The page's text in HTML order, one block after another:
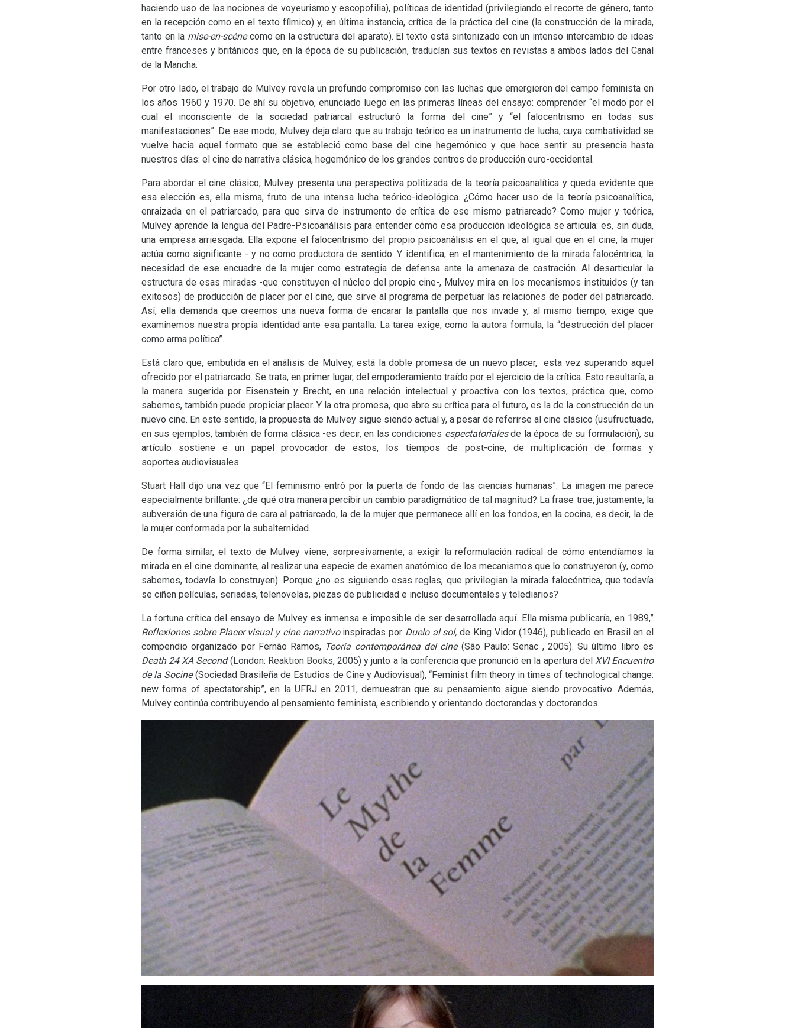
haciendo uso de las nociones de voyeurismo y escopofilia), políticas de identidad (privilegiando el recorte de género, tanto
en la recepción como en el texto fílmico) y, en última instancia, crítica de la práctica del cine (la construcción de la mirada,
tanto en la mise-en-scénecomo en la estructura del aparato). El texto está sintonizado con un intenso intercambio de ideas
entre franceses y británicos que, en la época de su publicación, traducían sus textos en revistas a ambos lados del Canal
de la Mancha.
Por otro lado, el trabajo de Mulvey revela un profundo compromiso con las luchas que emergieron del campo feminista en
los años 1960 y 1970. De ahí su objetivo, enunciado luego en las primeras líneas del ensayo: comprender “el modo por el
cual el inconsciente de la sociedad patriarcal estructuró la forma del cine” y “el falocentrismo en todas sus
manifestaciones”. De ese modo, Mulvey deja claro que su trabajo teórico es un instrumento de lucha, cuya combatividad se
vuelve hacia aquel formato que se estableció como base del cine hegemónico y que hace sentir su presencia hasta
nuestros días: el cine de narrativa clásica, hegemónico de los grandes centros de producción euro-occidental.
Para abordar el cine clásico, Mulvey presenta una perspectiva politizada de la teoría psicoanalítica y queda evidente que
esa elección es, ella misma, fruto de una intensa lucha teórico-ideológica. ¿Cómo hacer uso de la teoría psicoanalítica,
enraizada en el patriarcado, para que sirva de instrumento de crítica de ese mismo patriarcado? Como mujer y teórica,
Mulvey aprende la lengua del Padre-Psicoanálisis para entender cómo esa producción ideológica se articula: es, sin duda,
una empresa arriesgada. Ella expone el falocentrismo del propio psicoanálisis en el que, al igual que en el cine, la mujer
actúa como significante - y no como productora de sentido. Y identifica, en el mantenimiento de la mirada falocéntrica, la
necesidad de ese encuadre de la mujer como estrategia de defensa ante la amenaza de castración. Al desarticular la
estructura de esas miradas -que constituyen el núcleo del propio cine-, Mulvey mira en los mecanismos instituidos (y tan
exitosos) de producción de placer por el cine, que sirve al programa de perpetuar las relaciones de poder del patriarcado.
Así, ella demanda que creemos una nueva forma de encarar la pantalla que nos invade y, al mismo tiempo, exige que
examinemos nuestra propia identidad ante esa pantalla. La tarea exige, como la autora formula, la “destrucción del placer
como arma política”.
Está claro que, embutida en el análisis de Mulvey, está la doble promesa de un nuevo placer, esta vez superando aquel
ofrecido por el patriarcado. Se trata, en primer lugar, del empoderamiento traído por el ejercicio de la crítica. Esto resultaría, a
la manera sugerida por Eisenstein y Brecht, en una relación intelectual y proactiva con los textos, práctica que, como
sabemos, también puede propiciar placer. Y la otra promesa, que abre su crítica para el futuro, es la de la construcción de un
nuevo cine. En este sentido, la propuesta de Mulvey sigue siendo actual y, a pesar de referirse al cine clásico (usufructuado,
en sus ejemplos, también de forma clásica -es decir, en las condiciones espectatorialesde la época de su formulación), su
artículo sostiene e un papel provocador de estos, los tiempos de post-cine, de multiplicación de formas y
soportes audiovisuales.
Stuart Hall dijo una vez que “El feminismo entró por la puerta de fondo de las ciencias humanas”. La imagen me parece
especialmente brillante: ¿de qué otra manera percibir un cambio paradigmático de tal magnitud? La frase trae, justamente, la
subversión de una figura de cara al patriarcado, la de la mujer que permanece allí en los fondos, en la cocina, es decir, la de
la mujer conformada por la subalternidad.
De forma similar, el texto de Mulvey viene, sorpresivamente, a exigir la reformulación radical de cómo entendíamos la
mirada en el cine dominante, al realizar una especie de examen anatómico de los mecanismos que lo construyeron (y, como
sabemos, todavía lo construyen). Porque ¿no es siguiendo esas reglas, que privilegian la mirada falocéntrica, que todavía
se ciñen películas, seriadas, telenovelas, piezas de publicidad e incluso documentales y telediarios?
La fortuna crítica del ensayo de Mulvey es inmensa e imposible de ser desarrollada aquí. Ella misma publicaría, en 1989,”
Reflexiones sobre Placer visual y cine narrativo inspiradas por Duelo al sol, de King Vidor (1946), publicado en Brasil en el
compendio organizado por Fernão Ramos, Teoría contemporánea del cine(São Paulo: Senac , 2005). Su último libro es
Death 24XASecond(London: Reaktion Books, 2005) y junto a la conferencia que pronunció en la apertura del XVIEncuentro
de la Socine(Sociedad Brasileña de Estudios de Cine y Audiovisual), “Feminist film theory in times of technological change:
new forms of spectatorship”, en la UFRJen 2011, demuestran que su pensamiento sigue siendo provocativo. Además,
Mulvey continúa contribuyendo al pensamiento feminista, escribiendo y orientando doctorandas y doctorandos.